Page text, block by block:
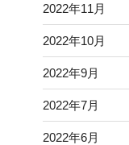
2022年11月
2022年10月
2022年9月
2022年7月
2022年6月